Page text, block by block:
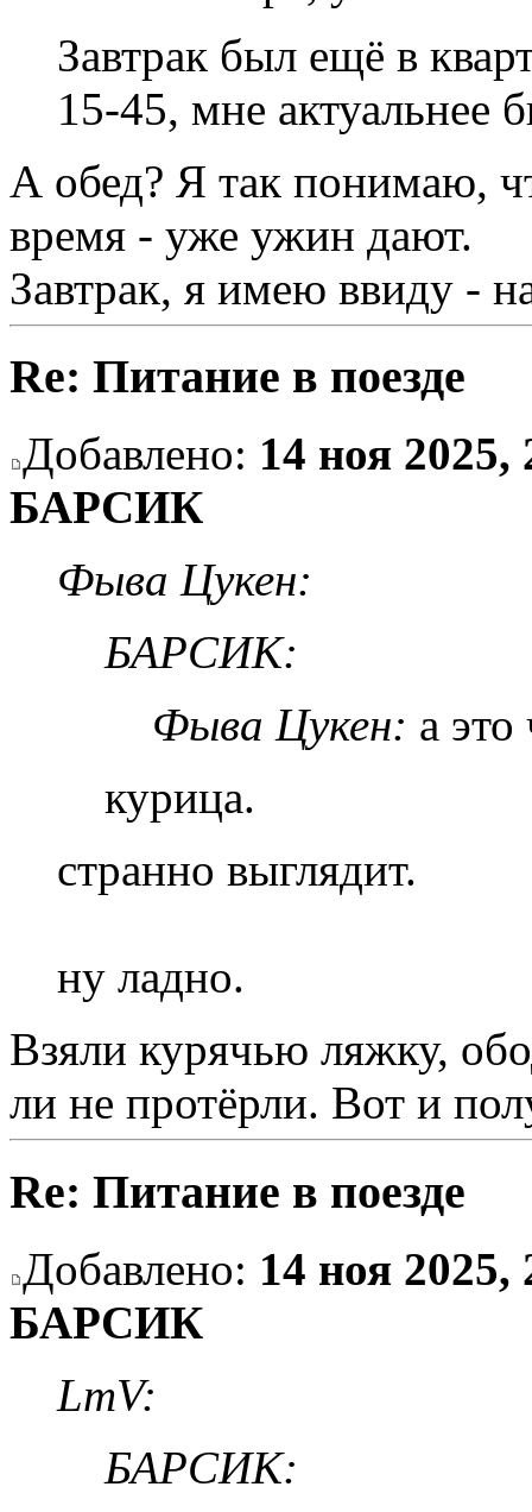
Завтрак был ещё в
15-45, мне актуальнее
А обед? Я так понимаю,
время - уже ужин дают.
Завтрак, я имею ввиду -
Re: Питание в поезде
Добавлено: 14 ноя 2025,
БАРСИК
Фыва Цукен:
БАРСИК:
Фыва Цукен: а
курица.
странно выглядит.
ну ладно.
Взяли курячью ляжку,
ли не протёрли. Вот и
Re: Питание в поезде
Добавлено: 14 ноя 2025,
БАРСИК
LmV:
БАРСИК: